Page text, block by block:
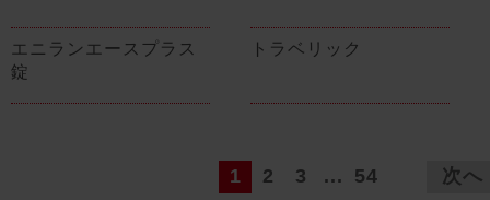
エニランエースプラス
錠
トラベリック
1 2 3 ... 54 次